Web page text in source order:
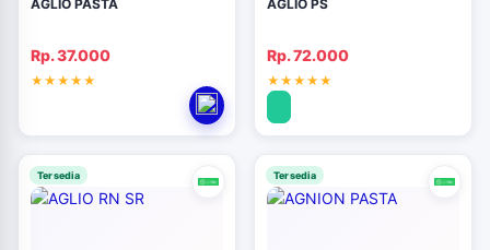
AGLIO PASTA
Rp. 37.000
AGLIO PS
Rp. 72.000
Tersedia Tersedia